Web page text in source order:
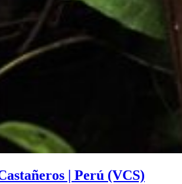
| Perú (VCS)